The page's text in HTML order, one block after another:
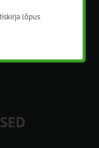
lõpus